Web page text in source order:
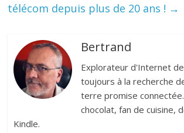
télécom depuis plus de 20 ans ! →
Bertrand
Explorateur d'Internet
toujours à la recherche
terre promise
chocolat, fan de cuisine,
Kindle.